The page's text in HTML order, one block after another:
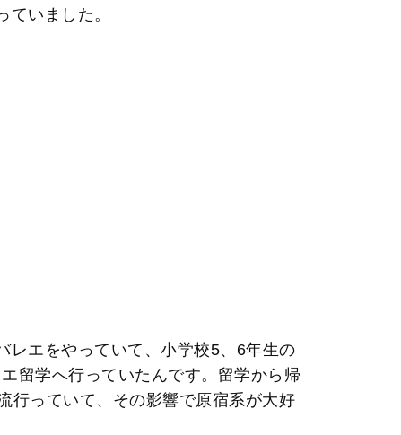
いました。
レエをやっていて、小学校5、6年生の
留学へ行っていたんです。留学から帰
行っていて、その影響で原宿系が大好